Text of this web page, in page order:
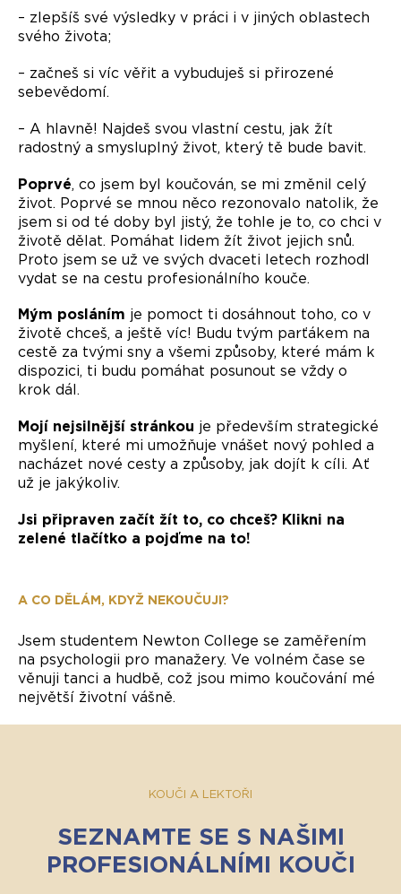
– zlepšíš své výsledky v práci i v jiných oblastech
svého života;
– začneš si víc věřit a vybuduješ si přirozené
sebevědomí.
– A hlavně! Najdeš svou vlastní cestu, jak žít
radostný a smysluplný život, který tě bude bavit.
Poprvé, co jsem byl koučován, se mi změnil celý
život. Poprvé se mnou něco rezonovalo natolik, že
jsem si od té doby byl jistý, že tohle je to, co chci v
životě dělat. Pomáhat lidem žít život jejich snů.
Proto jsem se už ve svých dvaceti letech rozhodl
vydat se na cestu profesionálního kouče.
Mým posláním je pomoct ti dosáhnout toho, co v
životě chceš, a ještě víc! Budu tvým parťákem na
cestě za tvými sny a všemi způsoby, které mám k
dispozici, ti budu pomáhat posunout se vždy o
krok dál.
Mojí nejsilnější stránkou je především strategické
myšlení, které mi umožňuje vnášet nový pohled a
nacházet nové cesty a způsoby, jak dojít k cíli. Ať
už je jakýkoliv.
Jsi připraven začít žít to, co chceš? Klikni na
zelené tlačítko a pojďme na to!
A CO DĚLÁM, KDYŽ NEKOUČUJI?
Jsem studentem Newton College se zaměřením
na psychologii pro manažery. Ve volném čase se
věnuji tanci a hudbě, což jsou mimo koučování mé
největší životní vášně.
KOUČI A LEKTOŘI
SEZNAMTE SE S NAŠIMI
PROFESIONÁLNÍMI KOUČI